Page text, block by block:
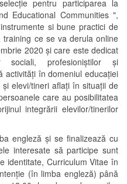
pentru participarea la
Educational Communities ",
si bune practici de
ce se va derula online
2020 și care este dedicat
sociali, profesioniștilor și
activități în domeniul educației
elevi/tineri aflați în situații de
care au posibilitatea
integrării elevilor/tinerilor
engleză și se finalizează cu
interesate să participe sunt
identitate, Curriculum Vitae în
(în limba engleză) până